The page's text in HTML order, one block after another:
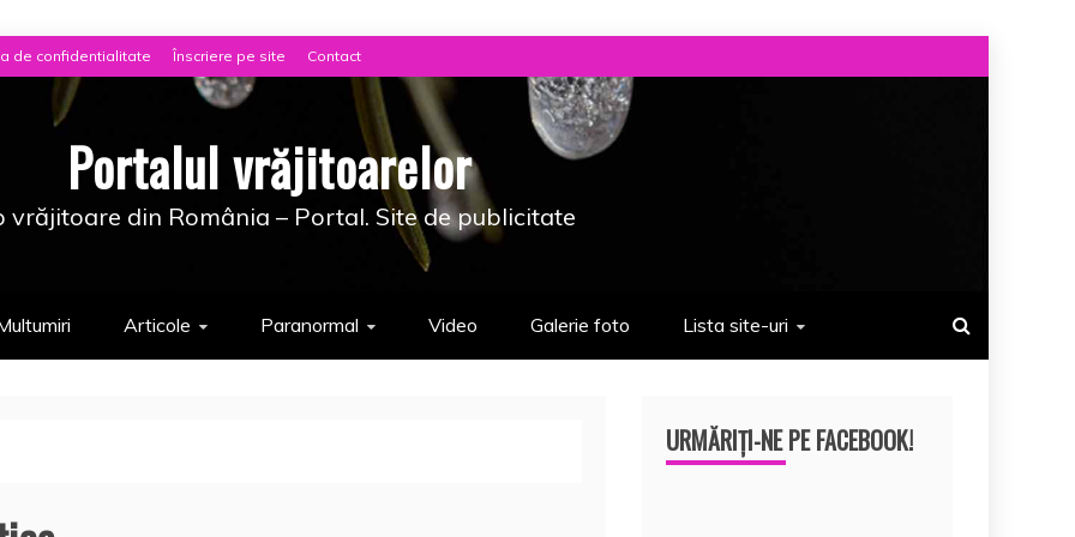
de confidentialitate Înscriere pe site Contact
Portalul vrăjitoarelor
vrăjitoare din România – Portal. Site de publicitate
Articole Paranormal Video Galerie foto Lista site-uri
URMĂRIȚI-NE PE FACEBOOK!